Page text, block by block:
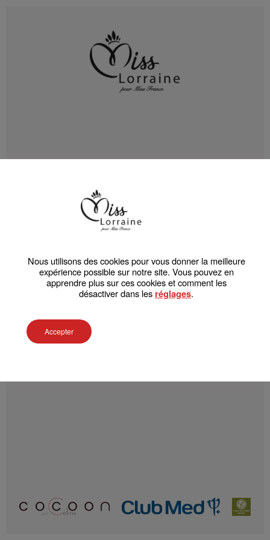
Bonjour,
Votez pour votre candidate préférée !
SAISISSEZ LE CODE
Nous utilisons des cookies pour vous donner la meilleure
expérience possible sur notre site. Vous pouvez en
apprendre plus sur ces cookies et comment les
désactiver dans les réglages.
Accepter